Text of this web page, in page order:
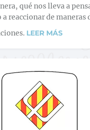
qué nos lleva a
reaccionar de maneras
LEER MÁS